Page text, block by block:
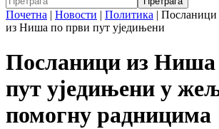
Почетна | Новости | Политика | Посланици
из Ниша по први пут уједињени
Посланици из Ниша
пут уједињени у
помогну радницима